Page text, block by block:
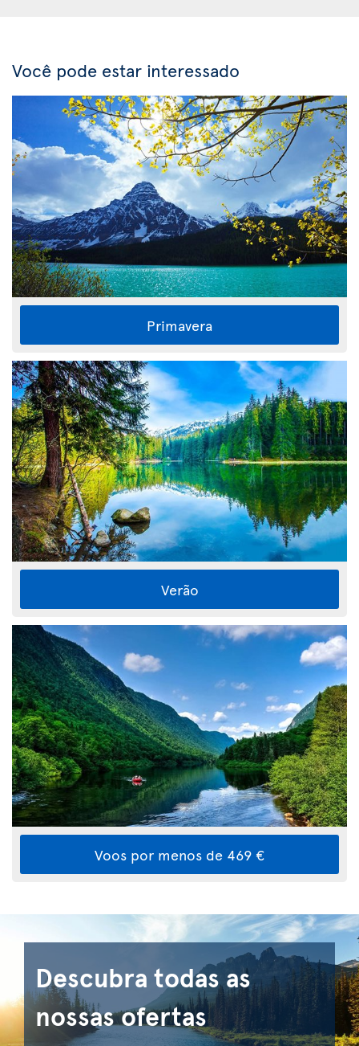
Você pode estar interessado
Primavera
Verão
Voos por menos de 469 €
Descubra todas as
nossas ofertas